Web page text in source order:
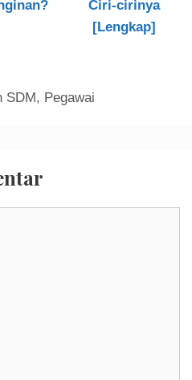
Ciri-cirinya
[Lengkap]
SDM, Pegawai